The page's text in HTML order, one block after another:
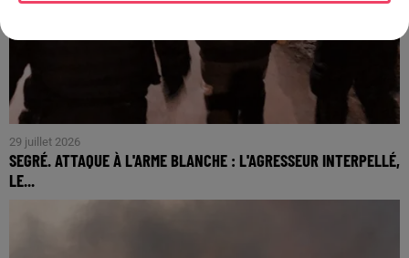
29 juillet 2026
SEGRÉ. ATTAQUE À L'ARME BLANCHE : L'AGRESSEUR INTERPELLÉ,
LE...